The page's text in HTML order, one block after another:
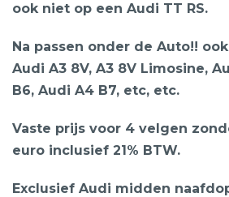
ook niet op een Audi TT RS.
Na passen onder de Auto!!
Audi A3 8V, A3 8V Limosine,
B6, Audi A4 B7, etc, etc.
Vaste prijs voor 4 velgen
euro inclusief 21% BTW.
Exclusief Audi midden